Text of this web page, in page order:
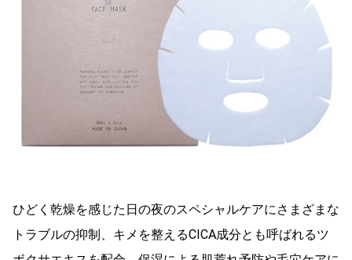
ひどく乾燥を感じた日の夜のスペシャルケアにさまざまな
トラブルの抑制、キメを整えるCICA成分とも呼ばれるツ